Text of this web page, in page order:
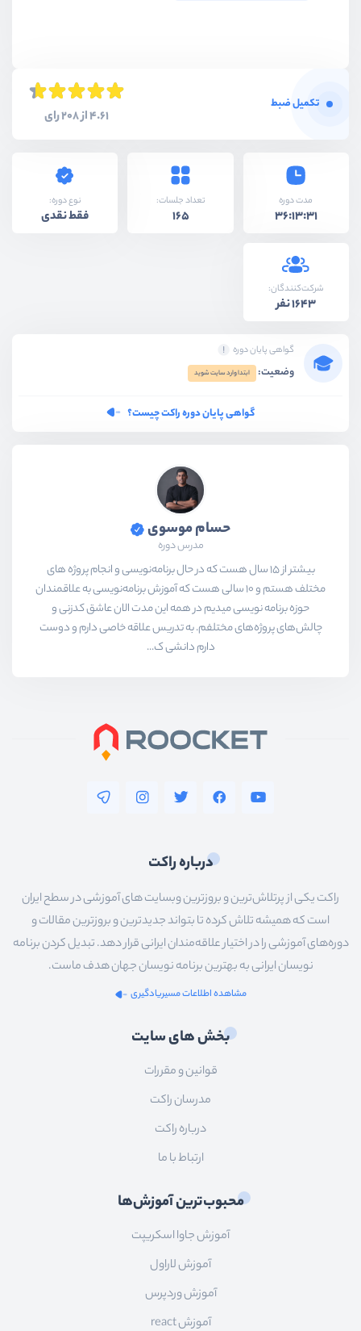
تکمیل ضبط
4.61 از 208 رای
مدت دوره
36:13:31
تعداد جلسات:
165
نوع دوره:
فقط نقدی
شرکت‌کنندگان:
1643 نفر
گواهی پایان دوره
وضعیت: ابتدا وارد سایت شوید
گواهی پایان دوره راکت چیست؟
حسام موسوی
مدرس دوره
بیشتر از ۱۵ سال هست که در حال برنامه‌نویسی و انجام پروژه های
مختلف هستم و ۱۰ سالی هست که آموزش برنامه‌نویسی به علاقمندان
حوزه برنامه نویسی میدیم در همه این مدت الان عاشق کدزنی و
چالش‌های پروژه‌های مختلفم. به تدریس علاقه خاصی دارم و دوست
دارم دانشی ک...
درباره راکت
راکت یکی از پرتلاش‌ترین و بروزترین وبسایت های آموزشی در سطح ایران
است که همیشه تلاش کرده تا بتواند جدیدترین و بروزترین مقالات و
دوره‌های آموزشی را در اختیار علاقه‌مندان ایرانی قرار دهد. تبدیل کردن برنامه
نویسان ایرانی به بهترین برنامه نویسان جهان هدف ماست.
مشاهده اطلاعات مسیریادگیری
بخش های سایت
قوانین و مقررات
مدرسان راکت
درباره راکت
ارتباط با ما
محبوب‌ترین آموزش‌ها
آموزش جاوا اسکریپت
آموزش لاراول
آموزش وردپرس
آموزش react